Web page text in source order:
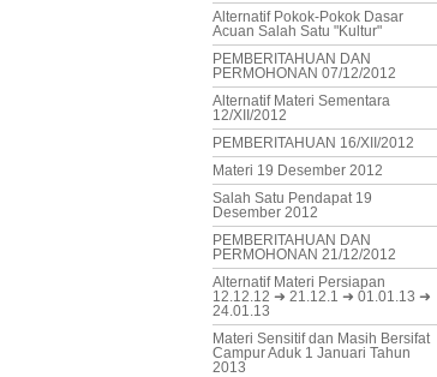
Alternatif Pokok-Pokok Dasar
Acuan Salah Satu "Kultur"
PEMBERITAHUAN DAN
PERMOHONAN 07/12/2012
Alternatif Materi Sementara
12/XII/2012
PEMBERITAHUAN 16/XII/2012
Materi 19 Desember 2012
Salah Satu Pendapat 19
Desember 2012
PEMBERITAHUAN DAN
PERMOHONAN 21/12/2012
Alternatif Materi Persiapan
12.12.12 ➜ 21.12.1 ➜ 01.01.13 ➜
24.01.13
Materi Sensitif dan Masih Bersifat
Campur Aduk 1 Januari Tahun
2013